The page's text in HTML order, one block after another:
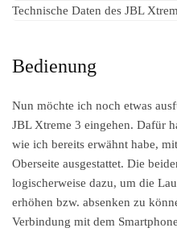
Technische Daten des JBL
Bedienung
Nun möchte ich noch etwas
JBL Xtreme 3 eingehen. Dafür
wie ich bereits erwähnt habe,
Oberseite ausgestattet. Die
logischerweise dazu, um die
erhöhen bzw. absenken zu
Verbindung mit dem